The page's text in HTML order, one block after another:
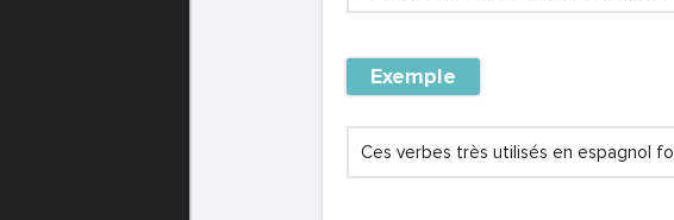
Exemple
Ces verbes très utilisés en espagnol